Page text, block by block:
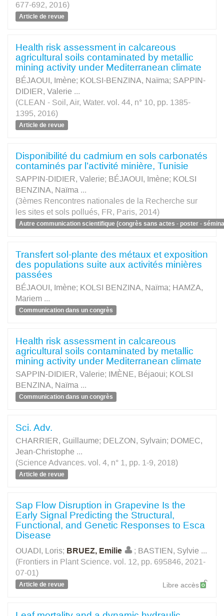
677-692, 2016)
Article de revue
Health risk assessment in calcareous
agricultural soils contaminated by metallic
mining activity under Mediterranean climate
BÉJAOUI, Imène; KOLSI-BENZINA, Naïma; SAPPIN-
DIDIER, Valerie ...
(CLEAN - Soil, Air, Water. vol. 44, n° 10, pp. 1385-
1395, 2016)
Article de revue
Disponibilité du cadmium en sols carbonatés
contaminés par l’activité minière, Tunisie
SAPPIN-DIDIER, Valerie; BÉJAOUI, Imène; KOLSI
BENZINA, Naïma ...
(3èmes Rencontres nationales de la Recherche sur
les sites et sols pollués, FR, Paris, 2014)
Autre communication scientifique (congrès sans actes - poster -
Transfert sol-plante des métaux et exposition
des populations suite aux activités minières
passées
BÉJAOUI, Imène; KOLSI BENZINA, Naïma; HAMZA,
Mariem ...
Communication dans un congrès
Health risk assessment in calcareous
agricultural soils contaminated by metallic
mining activity under Mediterranean climate
SAPPIN-DIDIER, Valerie; IMÈNE, Béjaoui; KOLSI
BENZINA, Naïma ...
Communication dans un congrès
Sci. Adv.
CHARRIER, Guillaume; DELZON, Sylvain; DOMEC,
Jean-Christophe ...
(Science Advances. vol. 4, n° 1, pp. 1-9, 2018)
Article de revue
Sap Flow Disruption in Grapevine Is the
Early Signal Predicting the Structural,
Functional, and Genetic Responses to Esca
Disease
OUADI, Loris; BRUEZ, Emilie ; BASTIEN, Sylvie ...
(Frontiers in Plant Science. vol. 12, pp. 695846, 2021-
07-01)
Article de revue Libre accès